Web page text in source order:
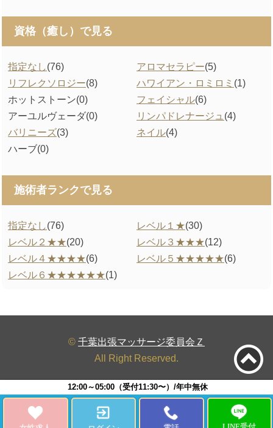
資格（癒し）で見る
指定なし(76) アロマセラピー(5)
リフレクソロジー(8) ハワイアン・ロミロミ (1)
ホットストーン(0) フェイシャル(6)
アーユルヴェーダ(0) リンパドレナージュ (4)
バリニーズ(3) ネイル(4)
ハーブ(0)
施術者ランクで見る
指定なし(76) レベル１★(30)
レベル２★★(20) レベル３★★★(12)
レベル４★★★★(6) レベル５★★★★★(6)
レベル６★★★★★★(1)
© 千葉出張マッサージ委員会Ｚ
All Right Reserved.
12:00～05:00（受付11:30〜）/年中無休
LINE受付